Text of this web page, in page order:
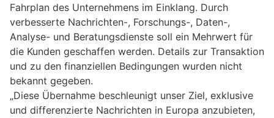
Fahrplan des Unternehmens im Einklang. Durch
verbesserte Nachrichten-, Forschungs-, Daten-,
Analyse- und Beratungsdienste soll ein Mehrwert für
die Kunden geschaffen werden. Details zur Transaktion
und zu den finanziellen Bedingungen wurden nicht
bekannt gegeben.
„Diese Übernahme beschleunigt unser Ziel, exklusive
und differenzierte Nachrichten in Europa anzubieten,